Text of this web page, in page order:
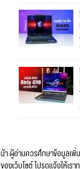
ผู้อ่านควรศึกษาข้อมูลเ